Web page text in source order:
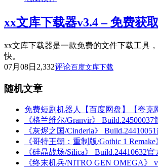
xx文库下载器v3.4 – 免费获
xx文库下载器是一款免费的文件下载工具
快。
07月08日 2,332评论百度文库下载
随机文章
免费短剧机器人【百度网盘】【夸克
《格兰维尔/Granvir》 Build.24500037
《灰烬之国/Cinderia》
《哥特王朝：重制版/Gothic 1
《硅晶战场/Silica》 Build.24410632
《终末机兵/NITRO GEN OMEGA》